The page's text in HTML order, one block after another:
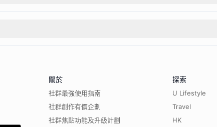
關於
社群最強使用指南
社群創作有價企劃
社群焦點功能及升級計劃
探索
U Lifestyle
Travel
HK